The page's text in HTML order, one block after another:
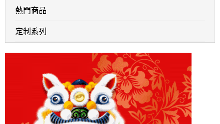
熱門商品
定制系列